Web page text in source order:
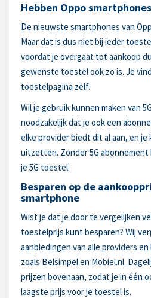
Hebben Oppo
De nieuwste smartphones van
Maar dat is dus niet bij ieder
voordat je overgaat tot aankoop
gewenste toestel ook zo is. Je
toestelpagina zelf.
Wil je gebruik kunnen maken van
noodzakelijk dat je ook een
elke provider biedt dit al aan, en je
uitzetten. Zonder 5G abonnement
je 5G toestel.
Besparen op de
smartphone
Wist je dat je door te vergelijken
toestelprijs kunt besparen? Wij
aanbiedingen van alle providers
zoals Belsimpel en Mobiel.nl.
prijzen bovenaan, zodat je in één
laagste prijs voor je toestel is.